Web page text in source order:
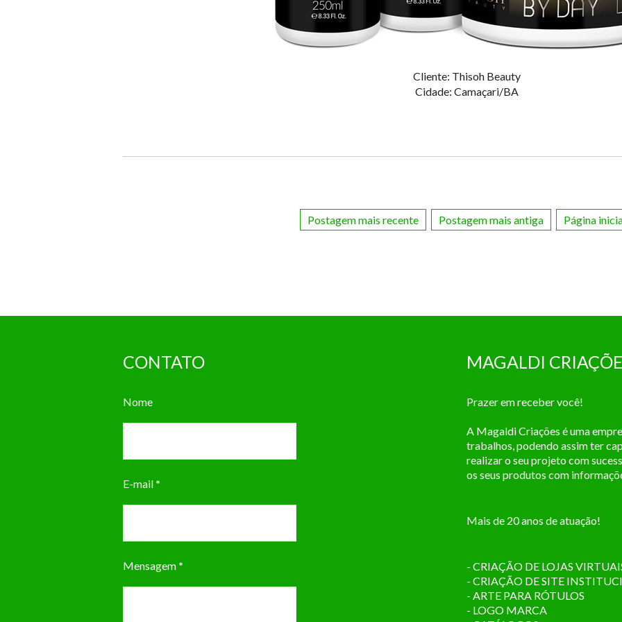
Cliente: Thisoh Beauty
Cidade: Camaçari/BA
Postagem mais recente Postagem mais antiga Página
CONTATO
Nome
E-mail *
Mensagem *
MAGALDI
Prazer em receber você!
A Magaldi Criações é uma
trabalhos, podendo assim ter
realizar o seu projeto com
os seus produtos com
Mais de 20 anos de atuação!
- CRIAÇÃO DE LOJAS
- CRIAÇÃO DE SITE
- ARTE PARA RÓTULOS
- LOGO MARCA